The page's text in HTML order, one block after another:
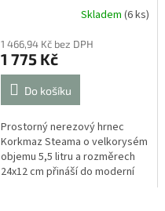
Skladem(6 ks)
1 466,94 Kč bez DPH
1 775 Kč
Do košíku
Prostorný nerezový hrnec
Korkmaz Steama o velkorysém
objemu 5,5 litru a rozměrech
24x12 cm přináší do moderní